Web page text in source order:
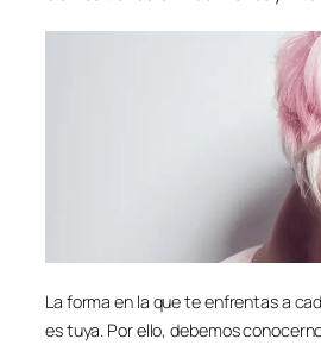
La forma en la que te enfrentas a
es tuya. Por ello, debemos